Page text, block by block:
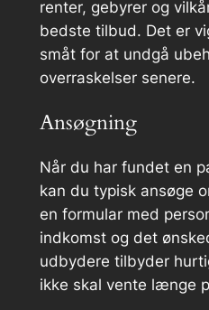
renter, gebyrer og
bedste tilbud. Det er
småt for at undgå
overraskelser senere.
Ansøgning
Når du har fundet en
kan du typisk ansøge
en formular med
indkomst og det
udbydere tilbyder
ikke skal vente længe